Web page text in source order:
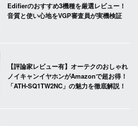
Edifierのおすすめ3機種を厳選レビュー！
音質と使い心地をVGP審査員が実機検証
【評論家レビュー有】オーテクのおしゃれ
ノイキャンイヤホンがAmazonで超お得！
「ATH-SQ1TW2NC」の魅力を徹底解説！